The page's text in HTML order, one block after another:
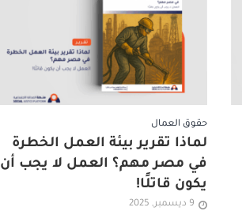
حقوق العمال
لماذا تقرير بيئة العمل الخطرة
في مصر مهم؟ العمل لا يجب أن
يكون قاتلًا!
9 ديسمبر, 2025